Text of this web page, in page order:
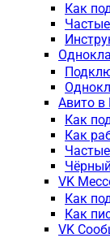
Как
Авито в
Как
Как
VK
Как
Как
VK